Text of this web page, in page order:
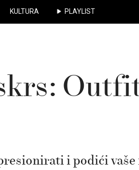
KULTURA PLAYLIST
i podići vaše